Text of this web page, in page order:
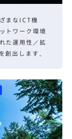
まなICT機
トワーク環境
た運用性／拡
創出します。